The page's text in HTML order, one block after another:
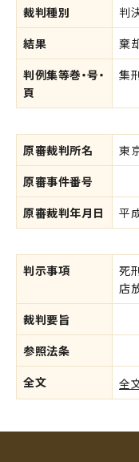
裁判種別
判
結果
棄
判例集等巻・号・
頁
集
原審裁判所名
東
原審事件番号
原審裁判年月日
平
判示事項
死
店
裁判要旨
参照法条
全文
全